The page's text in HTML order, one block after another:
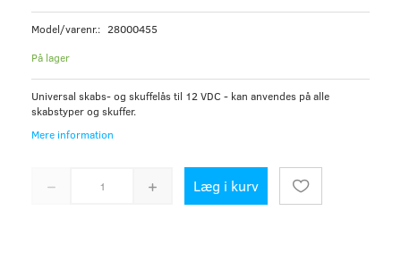
Model/varenr.: 28000455
På lager
Universal skabs- og skuffelås til 12 VDC - kan anvendes på alle
skabstyper og skuffer.
Mere information
Læg i kurv